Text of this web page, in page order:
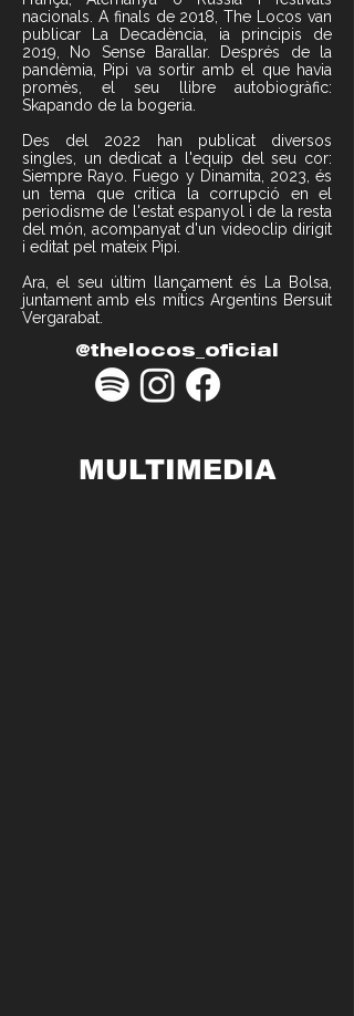
nacionals. A finals de 2018, The Locos van
publicar La Decadència, ia principis de
2019, No Sense Barallar. Després de la
pandèmia, Pipi va sortir amb el que havia
promès, el seu llibre autobiogràfic:
Skapando de la bogeria.
Des del 2022 han publicat diversos
singles, un dedicat a l'equip del seu cor:
Siempre Rayo. Fuego y Dinamita, 2023, és
un tema que critica la corrupció en el
periodisme de l'estat espanyol i de la resta
del món, acompanyat d'un videoclip dirigit
i editat pel mateix Pipi.
Ara, el seu últim llançament és La Bolsa,
juntament amb els mítics Argentins Bersuit
Vergarabat.
@thelocos_oficial
MULTIMEDIA